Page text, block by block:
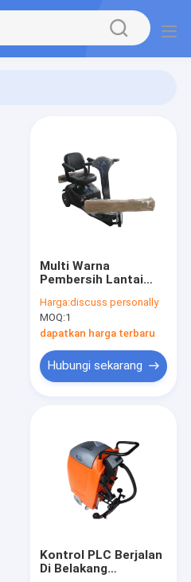
Multi Warna
Pembersih Lantai
Lantai Listrik Plastik
Harga:discuss personally
MOQ:1
dapatkan harga terbaru
Hubungi sekarang
Kontrol PLC Berjalan
Di Belakang